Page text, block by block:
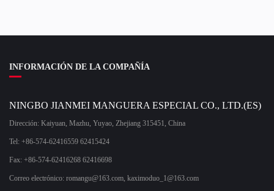
INFORMACIÓN DE LA COMPAÑÍA
NINGBO JIANMEI MANGUERA ESPECIAL CO., LTD.(ES)
Dirección: Kaiyuan, Mazhu, Yuyao, Zhejiang 315451, China
Tel: +86-574-62416559 62415424
Fax: +86-574-62416268 62416698
Correo electrónico: romangu@163.com, kaximoduo_1@163.com